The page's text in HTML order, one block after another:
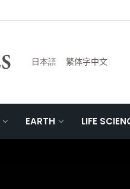
日本語 繁体字中文
EARTH LIFE